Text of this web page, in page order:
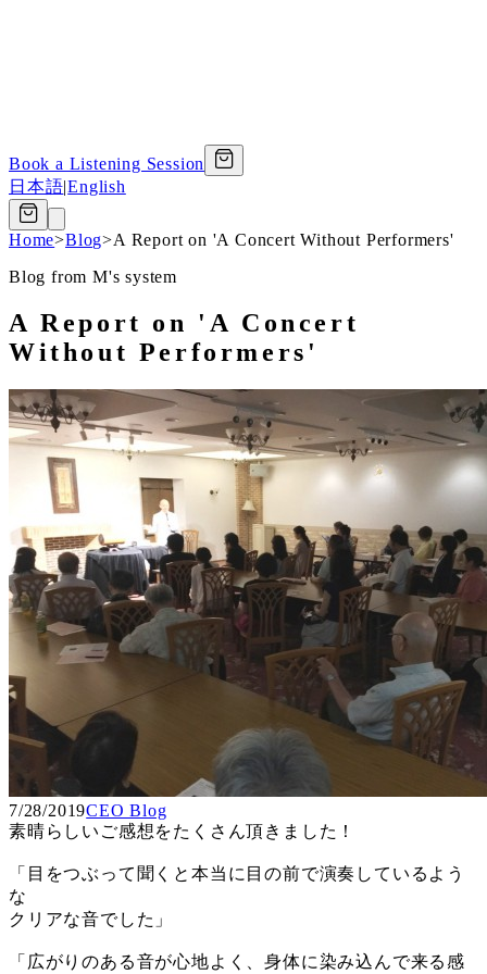
Book a Listening Session
日本語|English
Home>Blog>A Report on 'A Concert Without Performers'
Blog from M's system
A Report on 'A Concert
Without Performers'
7/28/2019CEO Blog
素晴らしいご感想をたくさん頂きました！
「目をつぶって聞くと本当に目の前で演奏しているよう
な
クリアな音でした」
「広がりのある音が心地よく、身体に染み込んで来る感